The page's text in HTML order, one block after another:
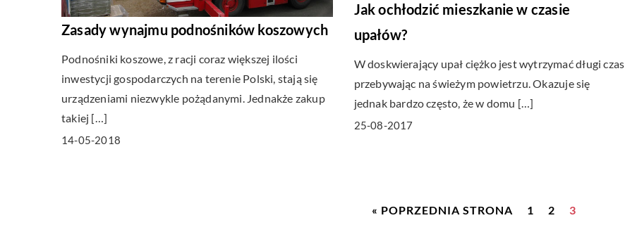
Zasady wynajmu podnośników koszowych
Podnośniki koszowe, z racji coraz większej ilości
inwestycji gospodarczych na terenie Polski, stają się
urządzeniami niezwykle pożądanymi. Jednakże zakup
takiej […]
14-05-2018
Jak ochłodzić mieszkanie w czasie
upałów?
W doskwierający upał ciężko jest wytrzymać długi czas
przebywając na świeżym powietrzu. Okazuje się
jednak bardzo często, że w domu […]
25-08-2017
« POPRZEDNIA STRONA 1 2 3